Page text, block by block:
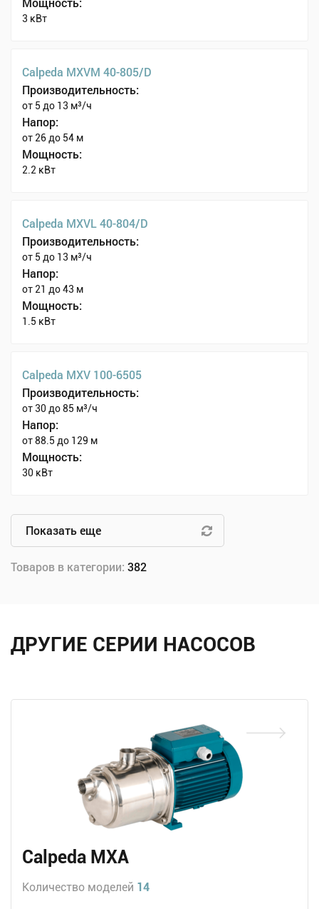
3 кВт
Calpeda MXVM 40-805/D
Производительность:
от 5 до 13 м³/ч
Напор:
от 26 до 54 м
Мощность:
2.2 кВт
Calpeda MXVL 40-804/D
Производительность:
от 5 до 13 м³/ч
Напор:
от 21 до 43 м
Мощность:
1.5 кВт
Calpeda MXV 100-6505
Производительность:
от 30 до 85 м³/ч
Напор:
от 88.5 до 129 м
Мощность:
30 кВт
Показать еще
Товаров в категории: 382
ДРУГИЕ СЕРИИ НАСОСОВ
Calpeda MXA
Количество моделей 14